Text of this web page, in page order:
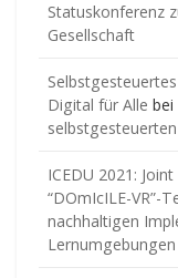
Statuskonferenz
Gesellschaft
Digital für Alle bei
ICEDU 2021:
“DOmIcILE-VR”-
nachhaltigen